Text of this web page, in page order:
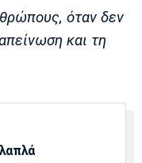
όταν δεν
και τη